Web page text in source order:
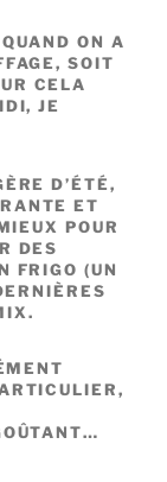
ON A
SOIT
CELA
JE
D’ÉTÉ,
ET
POUR
DES
FRIGO (UN